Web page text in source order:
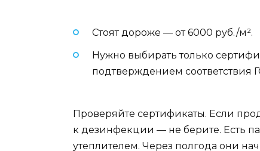
Стоят дороже — от 6000 руб./м².
Нужно выбирать только
подтверждением соответствия
Проверяйте сертификаты. Если
к дезинфекции — не берите. Есть
утеплителем. Через полгода они